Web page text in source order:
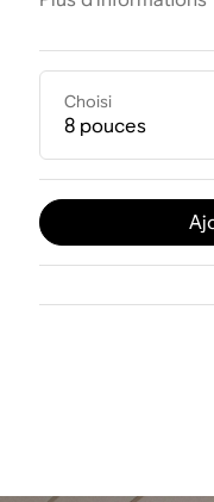
Choisi
8 pouces